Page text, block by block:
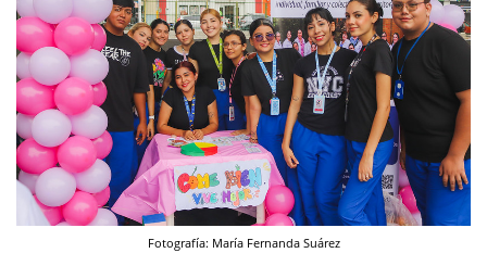
Fotografía: María Fernanda Suárez